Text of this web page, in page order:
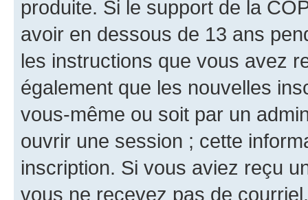
produite. Si le support de la
avoir en dessous de 13 ans
les instructions que vous avez
également que les nouvelles
vous-même ou soit par un
ouvrir une session ; cette
inscription. Si vous aviez reçu
vous ne recevez pas de